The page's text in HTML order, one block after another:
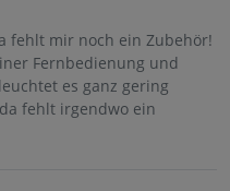
fehlt mir noch ein Zubehör!
Fernbedienung und
es ganz gering
fehlt irgendwo ein